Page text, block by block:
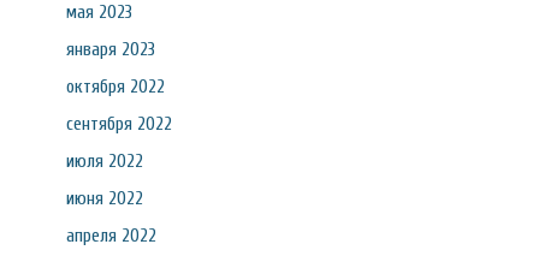
мая 2023
января 2023
октября 2022
сентября 2022
июля 2022
июня 2022
апреля 2022